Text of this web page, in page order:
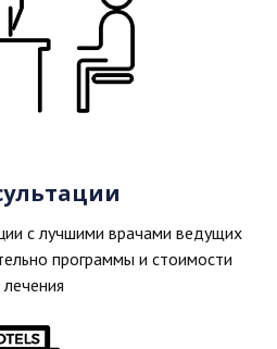
с лучшими врачами ведущих
программы и стоимости
лечения